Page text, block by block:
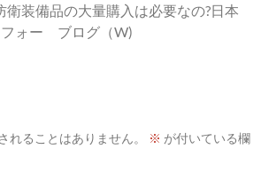
衛装備品の大量購入は必要なの?日本
フォー ブログ（W)
れることはありません。 ※ が付いている欄